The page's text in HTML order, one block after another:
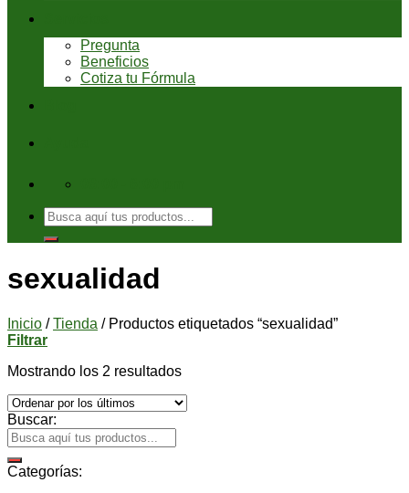
Pregunta
Beneficios
Cotiza tu Fórmula
Buscar
por:
sexualidad
Inicio / Tienda /Productos etiquetados “sexualidad”
Filtrar
Mostrando los 2 resultados
Buscar:
Categorías: